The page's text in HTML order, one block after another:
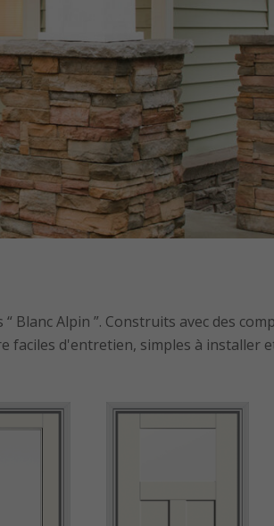
Alpin ”. Construits avec des
d'entretien, simples à installer